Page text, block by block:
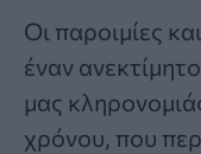
Οι παροιμίες
έναν
μας
χρόνου, που